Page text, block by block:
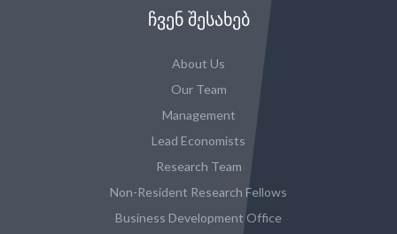
ᲩᲕᲔᲜ ᲨᲔᲡᲐᲮᲔᲑ
About Us
Our Team
Management
Lead Economists
Research Team
Non-Resident Research Fellows
Business Development Office